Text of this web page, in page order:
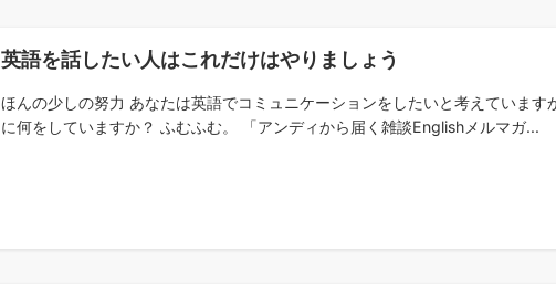
英語を話したい人はこれだけはやりましょう
ほんの少しの努力 あなたは英語でコミュニケーションをしたいと考えていま
に何をしていますか？ ふむふむ。 「アンディから届く雑談Englishメルマガ...